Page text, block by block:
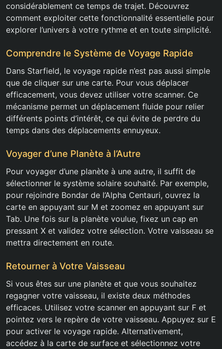
considérablement ce temps de trajet. Découvrez
comment exploiter cette fonctionnalité essentielle pour
explorer l’univers à votre rythme et en toute simplicité.
Comprendre le Système de Voyage Rapide
Dans Starfield, le voyage rapide n’est pas aussi simple
que de cliquer sur une carte. Pour vous déplacer
efficacement, vous devez utiliser votre scanner. Ce
mécanisme permet un déplacement fluide pour relier
différents points d’intérêt, ce qui évite de perdre du
temps dans des déplacements ennuyeux.
Voyager d’une Planète à l’Autre
Pour voyager d’une planète à une autre, il suffit de
sélectionner le système solaire souhaité. Par exemple,
pour rejoindre Bondar de l’Alpha Centauri, ouvrez la
carte en appuyant sur M et zoomez en appuyant sur
Tab. Une fois sur la planète voulue, fixez un cap en
pressant X et validez votre sélection. Votre vaisseau se
mettra directement en route.
Retourner à Votre Vaisseau
Si vous êtes sur une planète et que vous souhaitez
regagner votre vaisseau, il existe deux méthodes
efficaces. Utilisez votre scanner en appuyant sur F et
pointez vers le repère de votre vaisseau. Appuyez sur E
pour activer le voyage rapide. Alternativement,
accédez à la carte de surface et sélectionnez votre